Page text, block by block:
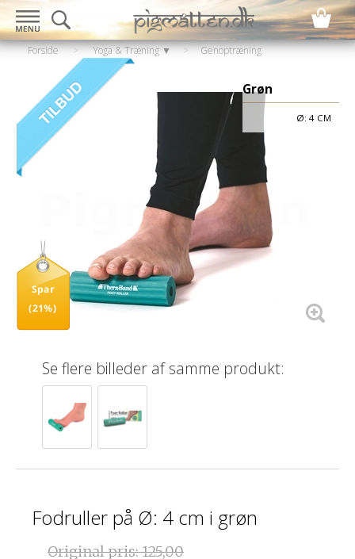
Forside > Yoga & Træning ▼ >
Genoptræning
Genoptræning - Fødderne
Grøn
Ø: 4 CM
Spar
(21%)
Se flere billeder af samme produkt:
Fodruller på Ø: 4 cm i grøn
Original pris:125,00